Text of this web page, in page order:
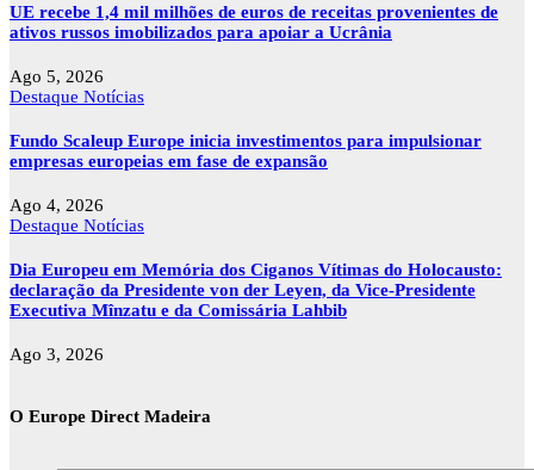
UE recebe 1,4 mil milhões de euros de receitas provenientes de
ativos russos imobilizados para apoiar a Ucrânia
Ago 5, 2026
Destaque Notícias
Fundo Scaleup Europe inicia investimentos para impulsionar
empresas europeias em fase de expansão
Ago 4, 2026
Destaque Notícias
Dia Europeu em Memória dos Ciganos Vítimas do Holocausto:
declaração da Presidente von der Leyen, da Vice-Presidente
Executiva Mînzatu e da Comissária Lahbib
Ago 3, 2026
O Europe Direct Madeira